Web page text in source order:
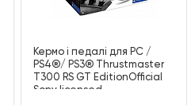
Кермо і педалі для PC /
PS4®/ PS3® Thrustmaster
T300 RS GT EditionOfficial
Sony licensed